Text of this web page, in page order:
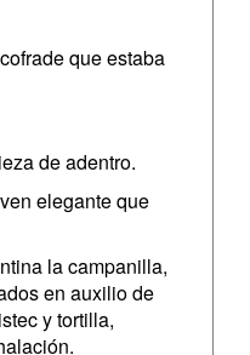
que estaba
de adentro.
elegante que
la campanilla,
en auxilio de
y tortilla,